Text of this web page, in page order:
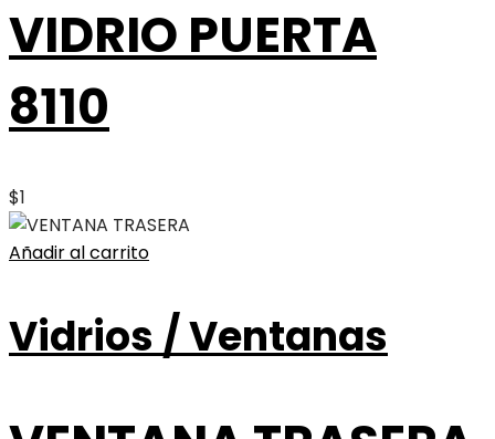
VIDRIO PUERTA
8110
$1
Añadir al carrito
Vidrios / Ventanas